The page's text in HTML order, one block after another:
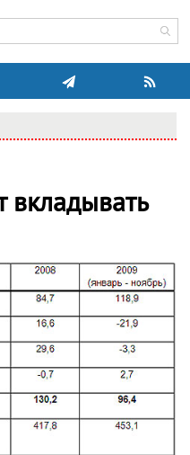
вкладывать